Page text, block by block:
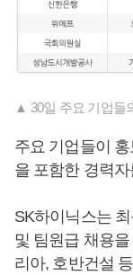
▲ 30일 주요 기업들
주요 기업들이
을 포함한 경력
SK하이닉스는
및 팀원급 채용
리아, 호반건설